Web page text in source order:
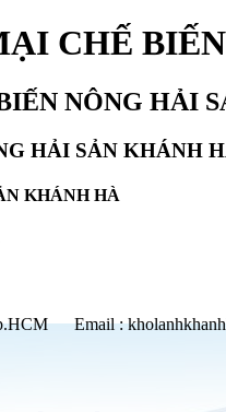
CHẾ
NÔNG HẢI
HẢI SẢN KHÁNH
KHÁNH HÀ
Email :